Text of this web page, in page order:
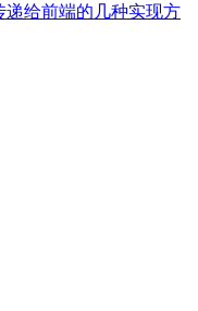
递给前端的几种实现方